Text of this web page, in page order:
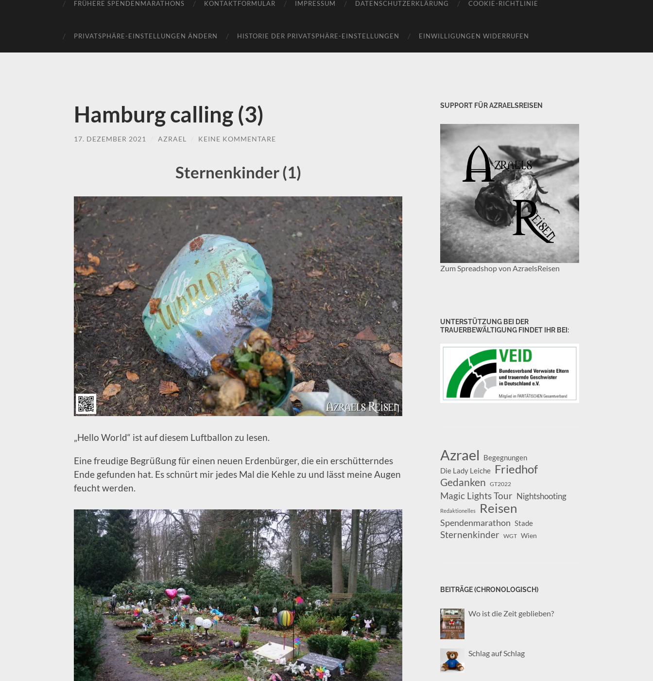
FRÜHERE SPENDENMARATHONS KONTAKTFORMULAR IMPRESSUM DATENSCHUTZERKLÄRUNG COOKIE-RICHTLINIE
PRIVATSPHÄRE-EINSTELLUNGEN ÄNDERN HISTORIE DER PRIVATSPHÄRE-EINSTELLUNGEN EINWILLIGUNGEN WIDERRUFEN
Hamburg calling (3)
17. DEZEMBER 2021 AZRAEL KEINE KOMMENTARE
Sternenkinder (1)
„Hello World“ ist auf diesem Luftballon zu lesen.
Eine freudige Begrüßung für einen neuen Erdenbürger, die ein erschütterndes
Ende gefunden hat. Es schnürt mir jedes Mal die Kehle zu und lässt meine Augen
feucht werden.
SUPPORT FÜR AZRAELSREISEN
Zum Spreadshop von AzraelsReisen
UNTERSTÜTZUNG BEI DER
TRAUERBEWÄLTIGUNG FINDET IHR BEI:
Azrael
Begegnungen
Die Lady Leiche Friedhof
Gedanken GT2022
Magic Lights Tour Nightshooting
Redaktionelles Reisen
Spendenmarathon Stade
Sternenkinder WGT Wien
BEITRÄGE (CHRONOLOGISCH)
Wo ist die Zeit geblieben?
Schlag auf Schlag